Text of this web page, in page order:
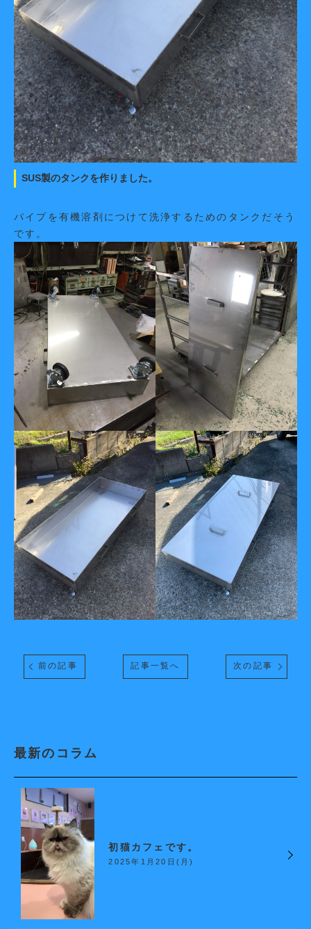
SUS製のタンクを作りました。
パイプを有機溶剤につけて洗浄するためのタンクだそう
です。
前の記事 記事一覧へ 次の記事
最新のコラム
初猫カフェです。
2025年1月20日(月)